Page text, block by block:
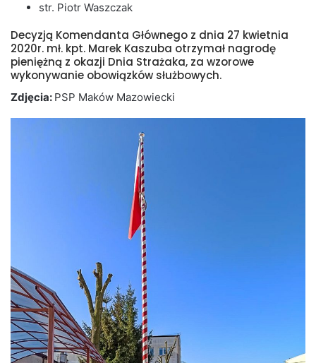
str. Piotr Waszczak
Decyzją Komendanta Głównego z dnia 27 kwietnia
2020r. mł. kpt. Marek Kaszuba otrzymał nagrodę
pieniężną z okazji Dnia Strażaka, za wzorowe
wykonywanie obowiązków służbowych.
Zdjęcia: PSP Maków Mazowiecki